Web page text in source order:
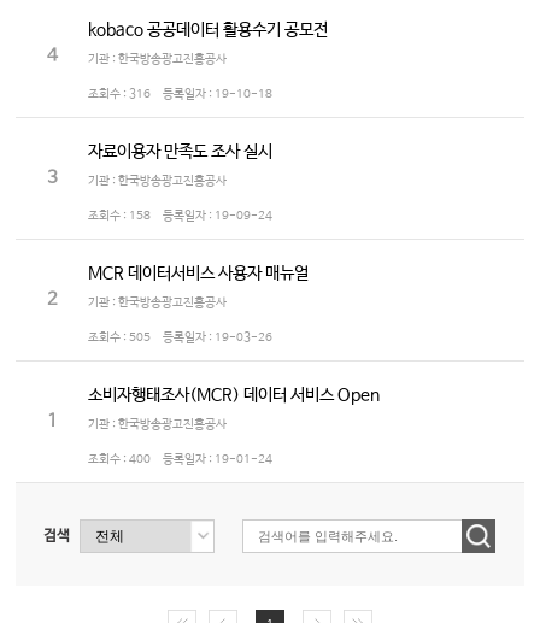
4
kobaco 공공데이터 활용수기 공모전
기관 : 한국방송광고진흥공사
조회수 : 316 등록일자 : 19-10-18
3
자료이용자 만족도 조사 실시
기관 : 한국방송광고진흥공사
조회수 : 158 등록일자 : 19-09-24
2
MCR 데이터서비스 사용자 매뉴얼
기관 : 한국방송광고진흥공사
조회수 : 505 등록일자 : 19-03-26
1
소비자행태조사(MCR) 데이터 서비스 Open
기관 : 한국방송광고진흥공사
조회수 : 400 등록일자 : 19-01-24
검색